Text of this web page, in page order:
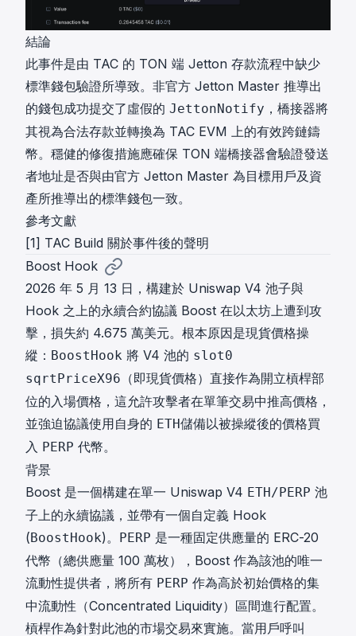
結論
此事件是由 TAC 的 TON 端 Jetton 存款流程中缺少
標準錢包驗證所導致。非官方 Jetton Master 推導出
的錢包成功提交了虛假的 JettonNotify ，橋接器將
其視為合法存款並轉換為 TAC EVM 上的有效跨鏈鑄
幣。穩健的修復措施應確保 TON 端橋接器會驗證發送
者地址是否與由官方 Jetton Master 為目標用戶及資
產所推導出的標準錢包一致。
參考文獻
[1] TAC Build 關於事件後的聲明
Boost Hook
2026 年 5 月 13 日，構建於 Uniswap V4 池子與
Hook 之上的永續合約協議 Boost 在以太坊上遭到攻
擊，損失約 4.675 萬美元。根本原因是現貨價格操
縱： BoostHook 將 V4 池的 slot0
sqrtPriceX96 （即現貨價格）直接作為開立槓桿部
位的入場價格，這允許攻擊者在單筆交易中推高價格，
並強迫協議使用自身的 ETH儲備以被操縱後的價格買
入 PERP 代幣。
背景
Boost 是一個構建在單一 Uniswap V4 ETH/PERP 池
子上的永續協議，並帶有一個自定義 Hook
(BoostHook)。 PERP 是一種固定供應量的 ERC-20
代幣（總供應量 100 萬枚），Boost 作為該池的唯一
流動性提供者，將所有 PERP 作為高於初始價格的集
中流動性（Concentrated Liquidity）區間進行配置。
槓桿作為針對此池的市場交易來實施。當用戶呼叫